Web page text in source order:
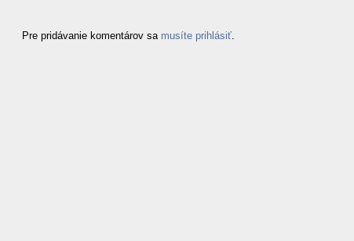
Pre pridávanie komentárov sa musíte prihlásiť